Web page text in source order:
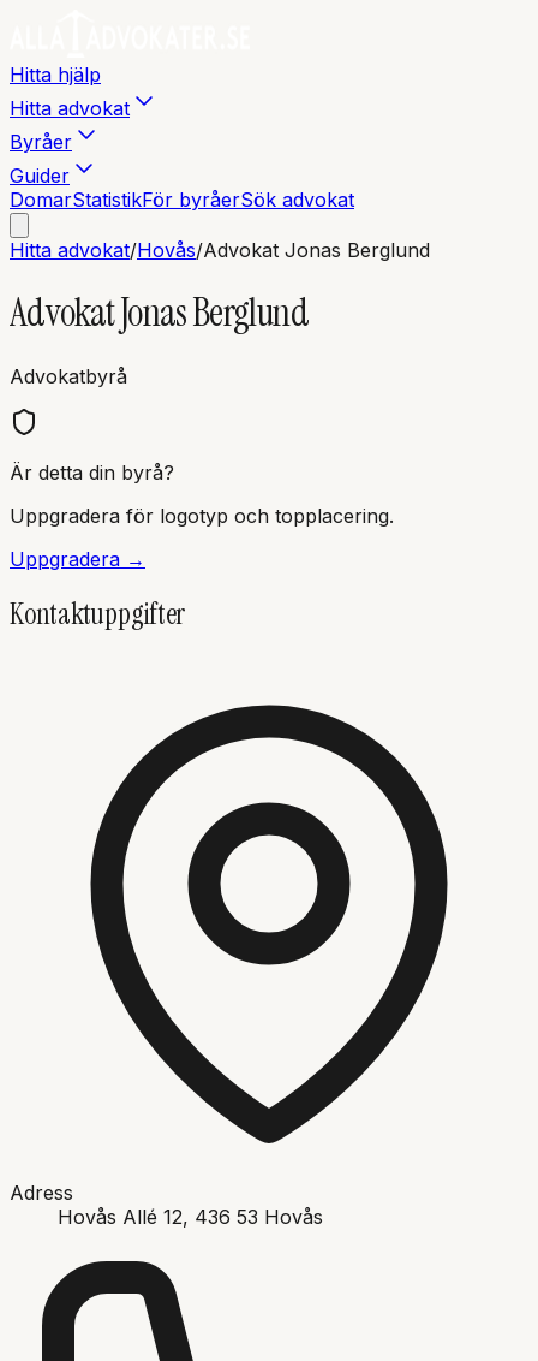
Hitta hjälp
Hitta advokat
Byråer
Guider
DomarStatistikFör byråerSök advokat
Hitta advokat/Hovås/Advokat Jonas Berglund
Advokat Jonas Berglund
Advokatbyrå
Är detta din byrå?
Uppgradera för logotyp och topplacering.
Uppgradera →
Kontaktuppgifter
Adress
Hovås Allé 12, 436 53 Hovås